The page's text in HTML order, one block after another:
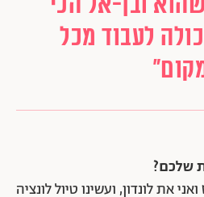
לעבוד מכל
שלכם?
את לונדון, ועשינו טיול לונציה